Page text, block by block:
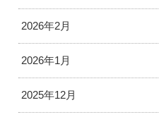
2026年2月
2026年1月
2025年12月